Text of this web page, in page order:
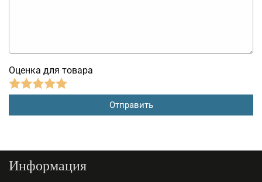
Оценка для товара
Информация